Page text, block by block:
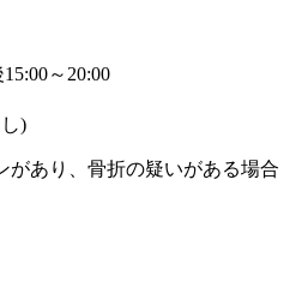
～20:00
)
あり、骨折の疑いがある場合